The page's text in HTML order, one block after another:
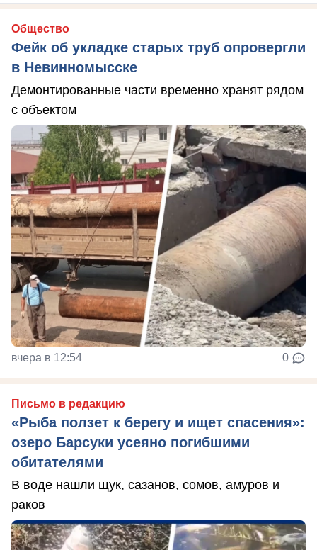
Общество
Фейк об укладке старых труб опровергли
в Невинномысске
Демонтированные части временно хранят рядом
с объектом
вчера в 12:54 0
Письмо в редакцию
«Рыба ползет к берегу и ищет спасения»:
озеро Барсуки усеяно погибшими
обитателями
В воде нашли щук, сазанов, сомов, амуров и
раков